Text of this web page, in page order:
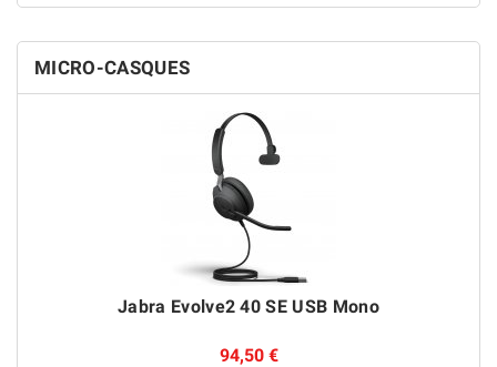
MICRO-CASQUES
Jabra Evolve2 40 SE USB Mono
94,50 €